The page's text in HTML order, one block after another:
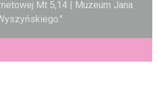
Mt 5,14 | Muzeum Jana